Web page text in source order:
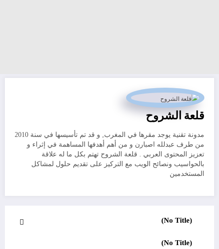
قلعة الشروح
مدونة تقنية يوجد مقرها في المغرب, و قد تم تأسيسها في سنة 2010
من طرف عبدلله اصبارن و من أهم أهدفها المساهمة في إثراء و
تعزيز المحتوى العربي . قلعة الشروح تهتم بكل ما له علاقة
بالحواسيب ونصائح الويب مع التركيز على تقديم حلول لمشاكل
المستخدمين
(No Title)
(No Title)